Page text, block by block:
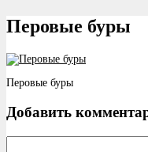
Перовые буры
Перовые буры
Добавить